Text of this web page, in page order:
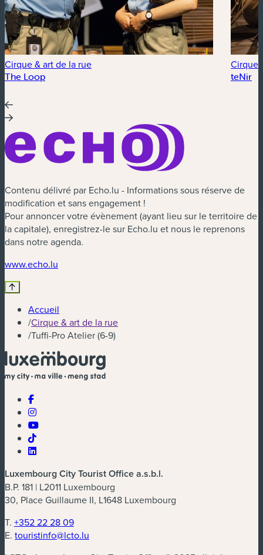
Cirque & art de la rue
The Loop
Cirque
teNir
Contenu délivré par Echo.lu - Informations sous réserve de
modification et sans engagement !
Pour annoncer votre évènement (ayant lieu sur le territoire de
la capitale), enregistrez-le sur Echo.lu et nous le reprenons
dans notre agenda.
www.echo.lu
Accueil
/Cirque & art de la rue
/Tuffi-Pro Atelier (6-9)
Luxembourg City Tourist Office a.s.b.l.
B.P. 181 | L2011 Luxembourg
30, Place Guillaume II, L1648 Luxembourg
T. +352 22 28 09
E. touristinfo@lcto.lu